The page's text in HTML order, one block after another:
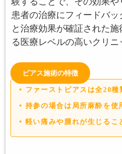
患者の治療にフィードバ
と治療効果が確証された
る医療レベルの高いクリニ
ピアス施術の特徴
ファーストピアスは全20種
持参の場合は局所麻酔を使
軽い痛みや腫れが生じるこ